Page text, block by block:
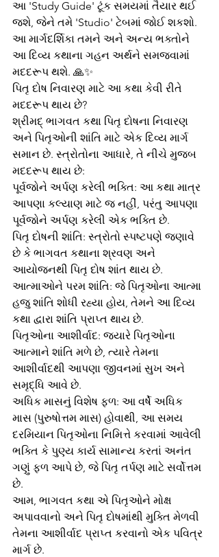
આ 'Study Guide' ટૂંક સમયમાં તૈયાર થઈ
જશે, જેને તમે 'Studio' ટેબમાં જોઈ શકશો.
આ માર્ગદર્શિકા તમને અને અન્ય ભક્તોને
આ દિવ્ય કથાના ગહન અર્થને સમજવામાં
મદદરૂપ થશે. 🙏✨
પિતૃ દોષ નિવારણ માટે આ કથા કેવી રીતે
મદદરૂપ થાય છે?
શ્રીમદ્ ભાગવત કથા પિતૃ દોષના નિવારણ
અને પિતૃઓની શાંતિ માટે એક દિવ્ય માર્ગ
સમાન છે. સ્ત્રોતોના આધારે, તે નીચે મુજબ
મદદરૂપ થાય છે:
પૂર્વજોને અર્પણ કરેલી ભક્તિ: આ કથા માત્ર
આપણા કલ્યાણ માટે જ નહીં, પરંતુ આપણા
પૂર્વજોને અર્પણ કરેલી એક ભક્તિ છે.
પિતૃ દોષની શાંતિ: સ્ત્રોતો સ્પષ્ટપણે જણાવે
છે કે ભાગવત કથાના શ્રવણ અને
આયોજનથી પિતૃ દોષ શાંત થાય છે.
આત્માઓને પરમ શાંતિ: જે પિતૃઓના આત્મા
હજુ શાંતિ શોધી રહ્યા હોય, તેમને આ દિવ્ય
કથા દ્વારા શાંતિ પ્રાપ્ત થાય છે.
પિતૃઓના આશીર્વાદ: જ્યારે પિતૃઓના
આત્માને શાંતિ મળે છે, ત્યારે તેમના
આશીર્વાદથી આપણા જીવનમાં સુખ અને
સમૃદ્ધિ આવે છે.
અધિક માસનું વિશેષ ફળ: આ વર્ષે અધિક
માસ (પુરુષોત્તમ માસ) હોવાથી, આ સમય
દરમિયાન પિતૃઓના નિમિત્તે કરવામાં આવેલી
ભક્તિ કે પુણ્ય કાર્ય સામાન્ય કરતાં અનંત
ગણું ફળ આપે છે, જે પિતૃ તર્પણ માટે સર્વોત્તમ
છે.
આમ, ભાગવત કથા એ પિતૃઓને મોક્ષ
અપાવવાનો અને પિતૃ દોષમાંથી મુક્તિ મેળવી
તેમના આશીર્વાદ પ્રાપ્ત કરવાનો એક પવિત્ર
માર્ગ છે.